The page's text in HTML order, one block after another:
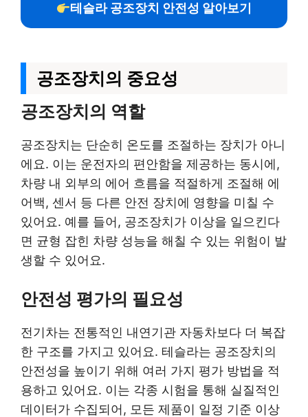
테슬라 공조장치 안전성 알아보기
공조장치의 중요성
공조장치의 역할
공조장치는 단순히 온도를 조절하는 장치가 아니
에요. 이는 운전자의 편안함을 제공하는 동시에,
차량 내 외부의 에어 흐름을 적절하게 조절해 에
어백, 센서 등 다른 안전 장치에 영향을 미칠 수
있어요. 예를 들어, 공조장치가 이상을 일으킨다
면 균형 잡힌 차량 성능을 해칠 수 있는 위험이 발
생할 수 있어요.
안전성 평가의 필요성
전기차는 전통적인 내연기관 자동차보다 더 복잡
한 구조를 가지고 있어요. 테슬라는 공조장치의
안전성을 높이기 위해 여러 가지 평가 방법을 적
용하고 있어요. 이는 각종 시험을 통해 실질적인
데이터가 수집되어, 모든 제품이 일정 기준 이상